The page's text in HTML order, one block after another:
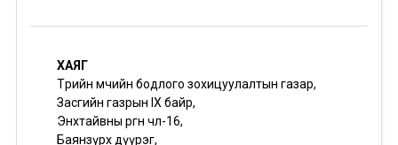
ХАЯГ
Төрийн өмчийн бодлого зохицуулалтын газар,
Засгийн газрын IX байр,
Энхтайвны өргөн чөлөө-16,
Баянзүрх дүүрэг,